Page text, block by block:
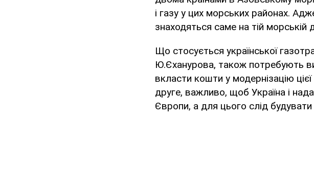
і газу у цих морських районах.
знаходяться саме на тій морській
Що стосується української
Ю.Єханурова, також потребують
вкласти кошти у модернізацію
друге, важливо, щоб Україна і
Європи, а для цього слід будувати